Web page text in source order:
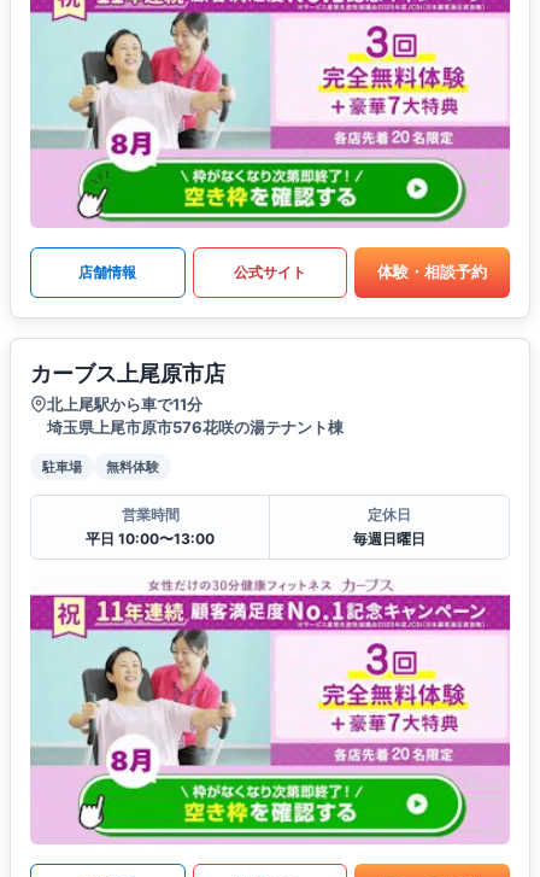
店舗情報 公式サイト 体験・相談予約
カーブス上尾原市店
北上尾駅から車で11分
埼玉県上尾市原市576花咲の湯テナント棟
駐車場 無料体験
営業時間
平日 10:00〜13:00
定休日
毎週日曜日